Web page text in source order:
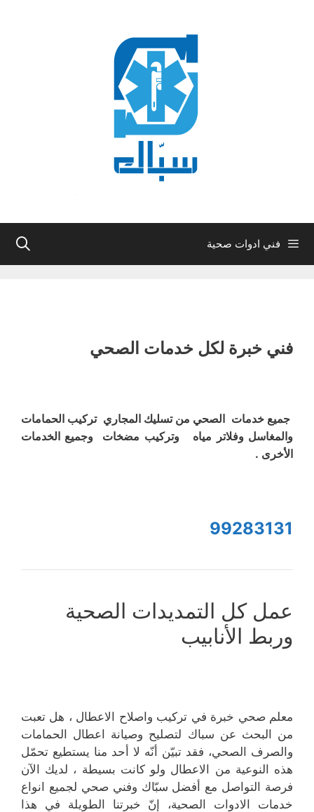
فني ادوات صحية
فني خبرة لكل خدمات الصحي
جميع خدمات الصحي من تسليك المجاري تركيب الحمامات
والمغاسل وفلاتر مياه وتركيب مضخات وجميع الخدمات
الأخرى .
99283131
عمل كل التمديدات الصحية
وربط الأنابيب
معلم صحي خبرة في تركيب واصلاح الاعطال ، هل تعبت
من البحث عن سباك لتصليح وصيانة اعطال الحمامات
والصرف الصحي، فقد تبيّن أنّه لا أحد منا يستطيع تحمّل
هذه النوعية من الاعطال ولو كانت بسيطة ، لديك الآن
فرصة التواصل مع أفضل سبّاك وفني صحي لجميع انواع
خدمات الادوات الصحية، إنّ خبرتنا الطويلة في هذا